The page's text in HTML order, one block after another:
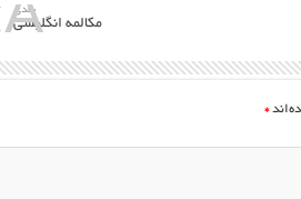
بعدی
مکالمه انگلیسی
*